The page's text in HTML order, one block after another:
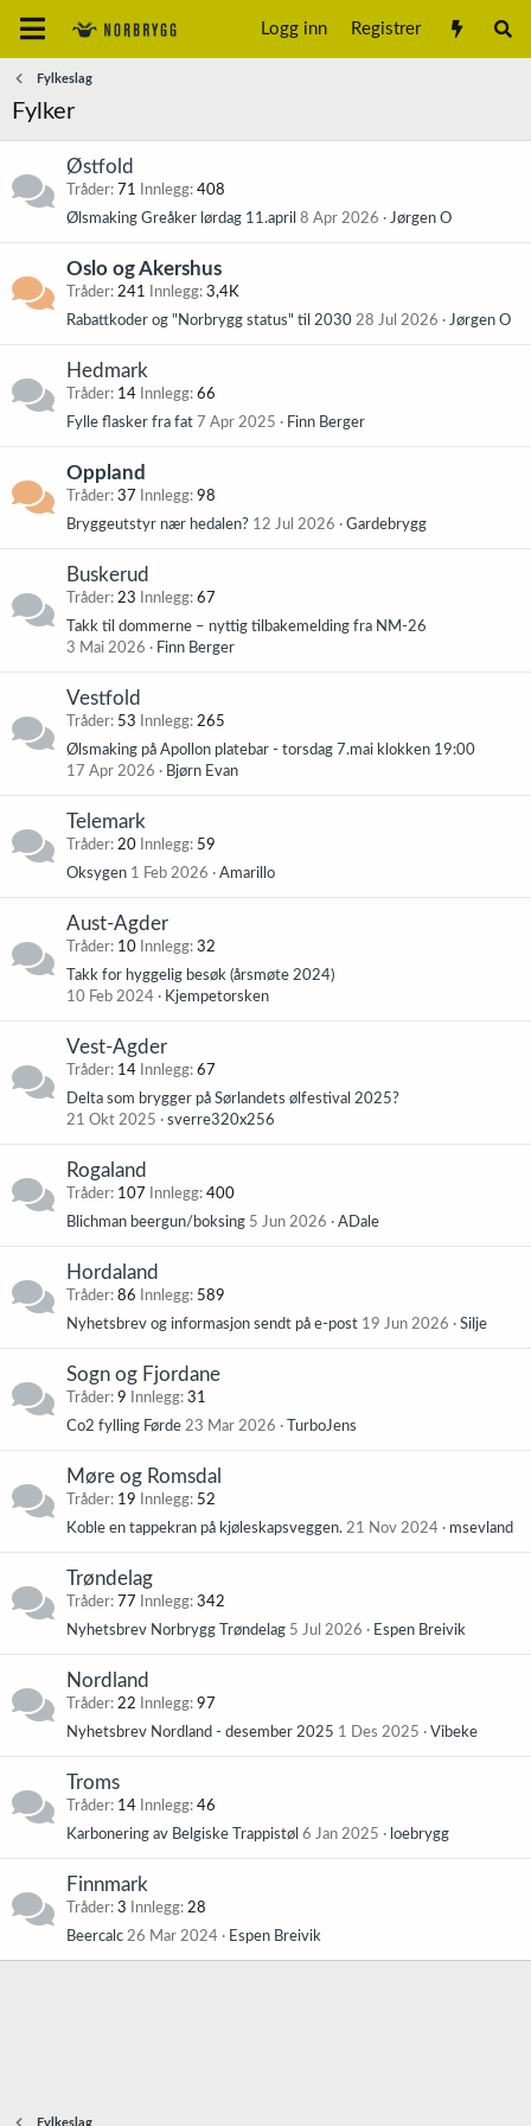
Logg inn Registrer
Fylkeslag
Fylker
Østfold
Tråder 71 Innlegg 408
Ølsmaking Greåker lørdag 11.april 8 Apr 2026 Jørgen O
Oslo og Akershus
Tråder 241 Innlegg 3,4K
Rabattkoder og "Norbrygg status" til 2030 28 Jul 2026 Jørgen O
Hedmark
Tråder 14 Innlegg 66
Fylle flasker fra fat 7 Apr 2025 Finn Berger
Oppland
Tråder 37 Innlegg 98
Bryggeutstyr nær hedalen? 12 Jul 2026 Gardebrygg
Buskerud
Tråder 23 Innlegg 67
Takk til dommerne – nyttig tilbakemelding fra NM-26
3 Mai 2026
Finn Berger
Vestfold
Tråder 53 Innlegg 265
Ølsmaking på Apollon platebar - torsdag 7.mai klokken 19:00
17 Apr 2026
Bjørn Evan
Telemark
Tråder 20 Innlegg 59
Oksygen 1 Feb 2026 Amarillo
Aust-Agder
Tråder 10 Innlegg 32
Takk for hyggelig besøk (årsmøte 2024)
10 Feb 2024
Kjempetorsken
Vest-Agder
Tråder 14 Innlegg 67
Delta som brygger på Sørlandets ølfestival 2025?
21 Okt 2025
sverre320x256
Rogaland
Tråder 107 Innlegg 400
Blichman beergun/boksing 5 Jun 2026 ADale
Hordaland
Tråder 86 Innlegg 589
Nyhetsbrev og informasjon sendt på e-post 19 Jun 2026 Silje
Sogn og Fjordane
Tråder 9 Innlegg 31
Co2 fylling Førde 23 Mar 2026 TurboJens
Møre og Romsdal
Tråder 19 Innlegg 52
Koble en tappekran på kjøleskapsveggen. 21 Nov 2024 msevland
Trøndelag
Tråder 77 Innlegg 342
Nyhetsbrev Norbrygg Trøndelag 5 Jul 2026 Espen Breivik
Nordland
Tråder 22 Innlegg 97
Nyhetsbrev Nordland - desember 2025 1 Des 2025 Vibeke
Troms
Tråder 14 Innlegg 46
Karbonering av Belgiske Trappistøl 6 Jan 2025 loebrygg
Finnmark
Tråder 3 Innlegg 28
Beercalc 26 Mar 2024 Espen Breivik
Fylkeslag